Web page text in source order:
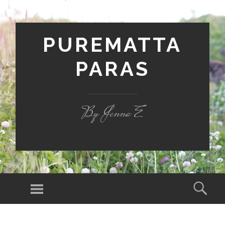
PUREMATTA
PARAS
By Jenna E
Valikko